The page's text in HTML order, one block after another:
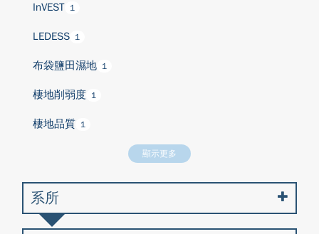
InVEST 1
LEDESS 1
布袋鹽田濕地 1
棲地削弱度 1
棲地品質 1
顯示更多
系所